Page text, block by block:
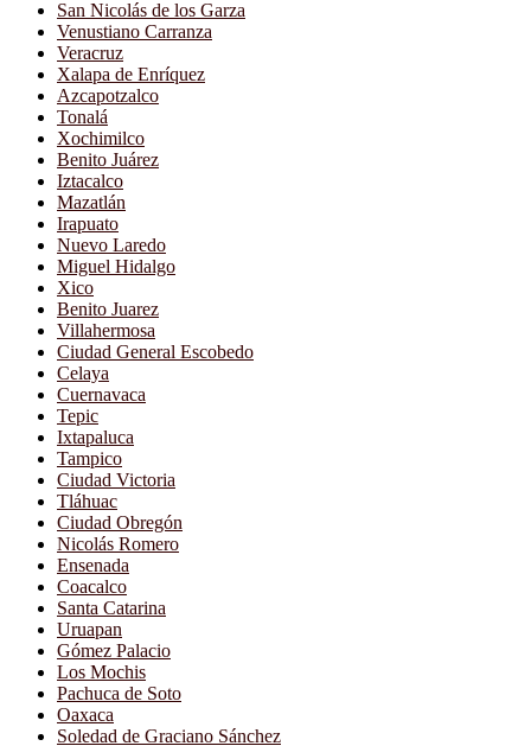
San Nicolás de los Garza
Venustiano Carranza
Veracruz
Xalapa de Enríquez
Azcapotzalco
Tonalá
Xochimilco
Benito Juárez
Iztacalco
Mazatlán
Irapuato
Nuevo Laredo
Miguel Hidalgo
Xico
Benito Juarez
Villahermosa
Ciudad General Escobedo
Celaya
Cuernavaca
Tepic
Ixtapaluca
Tampico
Ciudad Victoria
Tláhuac
Ciudad Obregón
Nicolás Romero
Ensenada
Coacalco
Santa Catarina
Uruapan
Gómez Palacio
Los Mochis
Pachuca de Soto
Oaxaca
Soledad de Graciano Sánchez